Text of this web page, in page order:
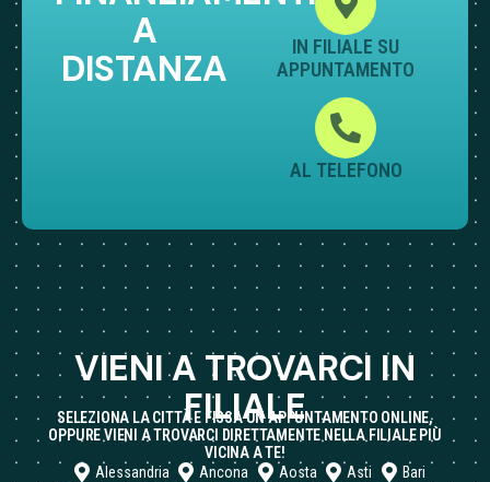
A
DISTANZA
IN FILIALE SU
APPUNTAMENTO
AL TELEFONO
VIENI A TROVARCI IN
FILIALE
SELEZIONA LA CITTÀ E FISSA UN APPUNTAMENTO ONLINE,
OPPURE VIENI A TROVARCI DIRETTAMENTE NELLA FILIALE PIÙ
VICINA A TE!
Alessandria
Ancona Aosta Asti
Bari